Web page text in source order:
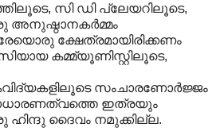
സി ഡി പ്ലേയറിലൂടെ,
അനുഷ്ഠാനകർമ്മം
ക്ഷേത്രമായിരിക്കണം
കമ്മ്യൂണിസ്റ്റിലൂടെ,
സംചാരണോർജ്ജം
ഇത്രയും
ഹിന്ദു ദൈവം നമുക്കില്ല.